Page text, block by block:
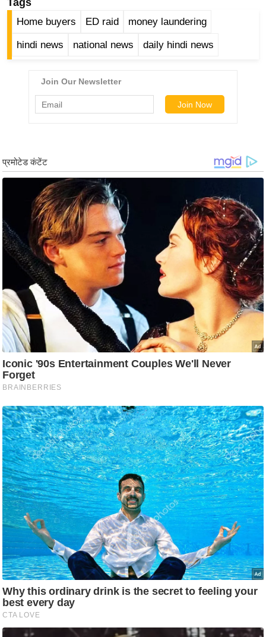
त्य
ज
त
ब्री
फ
रं
ज
न
ग
त
बॉ
ली
वु
ड
हॉ
ली
वु
ड
फि
ल्म
स
मी
क्षा
r
e
a
k
i
n
Home buyers ED raid money laundering
hindi news national news daily hindi news